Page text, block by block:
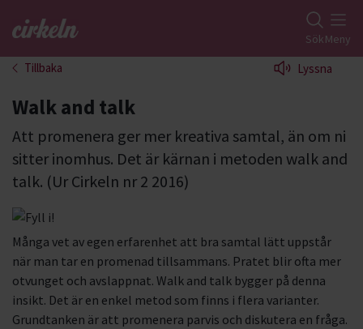
Gå till studiefrämjandets startsida SökMeny
Tillbaka Lyssna
Walk and talk
Att promenera ger mer kreativa samtal, än om ni
sitter inomhus. Det är kärnan i metoden walk and
talk. (Ur Cirkeln nr 2 2016)
Många vet av egen erfarenhet att bra samtal lätt uppstår
när man tar en promenad tillsammans. Pratet blir ofta mer
otvunget och avslappnat. Walk and talk bygger på denna
insikt. Det är en enkel metod som finns i flera varianter.
Grundtanken är att promenera parvis och diskutera en fråga.